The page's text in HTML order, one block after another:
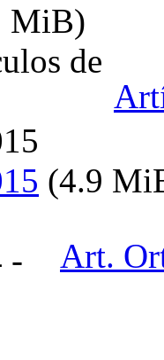
MiB)
(4.9
Art.